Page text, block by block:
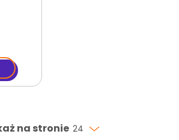
na stronie 24